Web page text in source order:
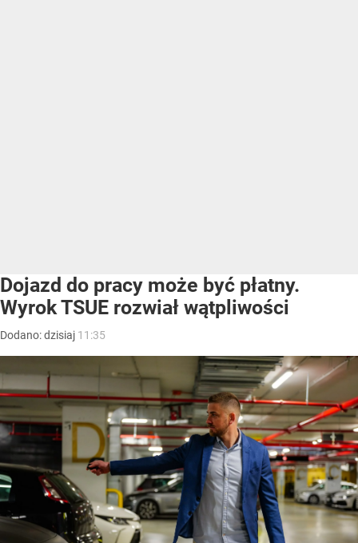
Dojazd do pracy może być płatny.
Wyrok TSUE rozwiał wątpliwości
Dodano:dzisiaj 11:35